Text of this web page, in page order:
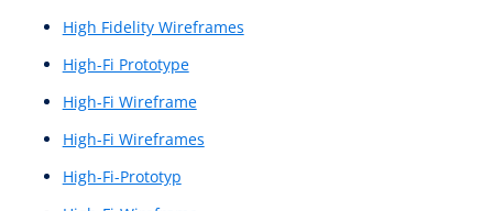
Grafikdesigns
Grafisch detaillierter Wireframe
Graphic design
Graphic-design
Graphic-designs